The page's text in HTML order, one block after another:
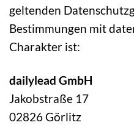
geltenden
Bestimmungen mit
Charakter ist:
dailylead GmbH
Jakobstraße 17
02826 Görlitz